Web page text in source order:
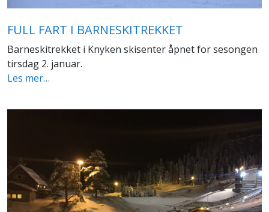
FULL FART I BARNESKITREKKET
Barneskitrekket i Knyken skisenter åpnet for sesongen
tirsdag 2. januar.
Les mer…